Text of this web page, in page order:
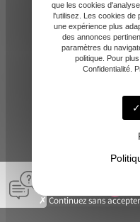
06
que les cookies
l'utilisez. Les cookies de
une expérience plus
des annonces
paramètres du
politique. Pour
Confidentialité.
Continuez sans accepter